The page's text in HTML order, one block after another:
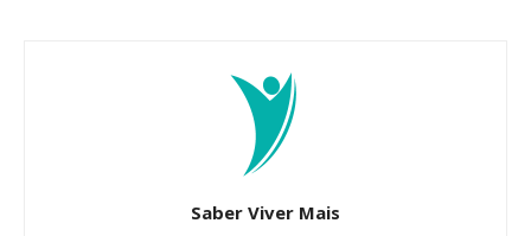
Saber Viver Mais